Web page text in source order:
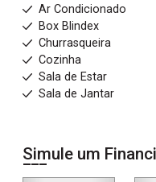
Ar Condicionado
Box Blindex
Churrasqueira
Cozinha
Sala de Estar
Sala de Jantar
Simule um